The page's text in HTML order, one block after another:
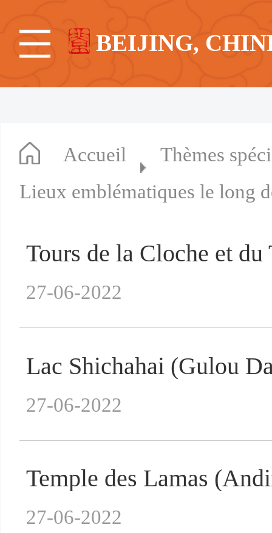
BEIJING,
Accueil
Thèmes
Lieux emblématiques le long
Tours de la Cloche et
27-06-2022
Lac Shichahai (Gulou
27-06-2022
Temple des Lamas
27-06-2022